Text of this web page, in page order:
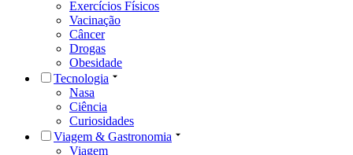
Exercícios Físicos
Vacinação
Câncer
Drogas
Obesidade
Tecnologia
Nasa
Ciência
Curiosidades
Viagem & Gastronomia
Viagem